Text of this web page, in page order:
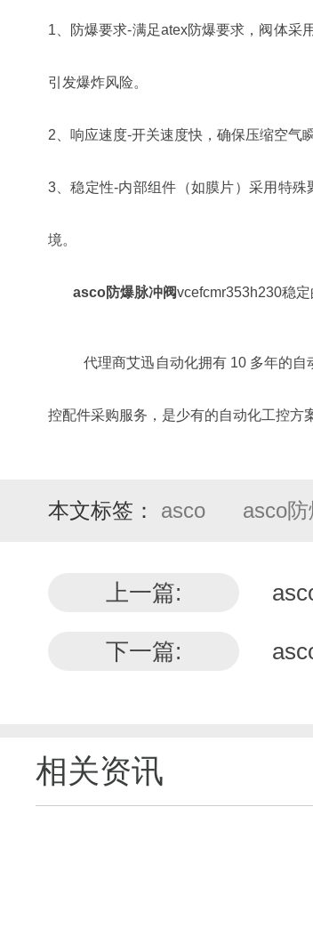
1、防爆要求-满足atex防爆要求，阀体采
引发爆炸风险。
2、响应速度-开关速度快，确保压缩空气
3、稳定性-内部组件（如膜片）采用特
境。
asco防爆脉冲阀vcefcmr353h230稳
代理商艾迅自动化拥有 10 多年的
控配件采购服务，是少有的自动化工控
本文标签： asco asco
上一篇:
下一篇:
相关资讯